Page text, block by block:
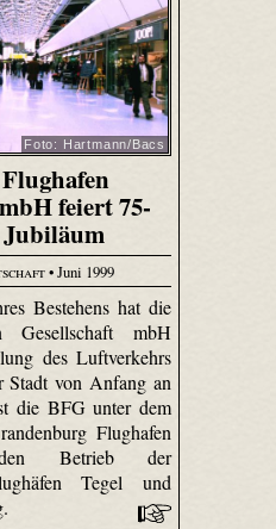
Foto: Hartmann/Bacs
feiert 75-
• Juni 1999
Bestehens hat die
Gesellschaft mbH
des Luftverkehrs
Stadt von Anfang an
die BFG unter dem
Flughafen
Betrieb der
Tegel und